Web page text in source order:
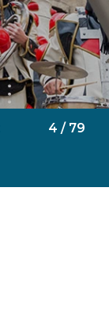
4 / 79